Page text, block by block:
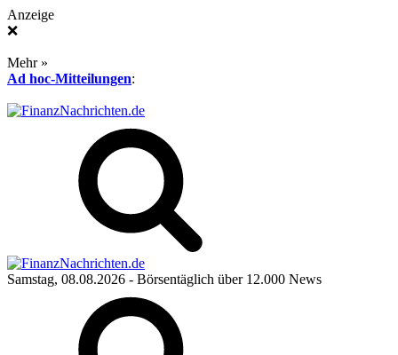
Anzeige
❌
Mehr »
Ad hoc-Mitteilungen:
Samstag, 08.08.2026 - Börsentäglich über 12.000 News